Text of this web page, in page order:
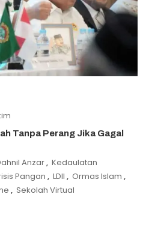
Tanpa Perang Jika Gagal
Anzar, Kedaulatan
Pangan , LDII , Ormas Islam ,
, Sekolah Virtual